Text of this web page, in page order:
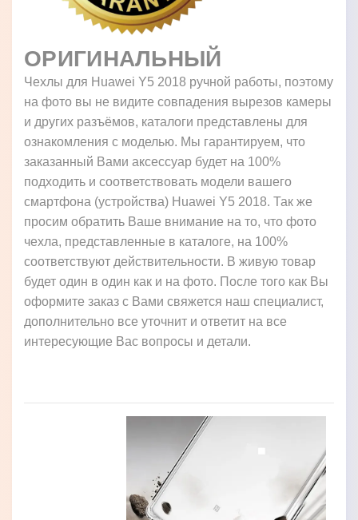
ОРИГИНАЛЬНЫЙ
Чехлы для Huawei Y5 2018 ручной работы, поэтому
на фото вы не видите совпадения вырезов камеры
и других разъёмов, каталоги представлены для
ознакомления с моделью. Мы гарантируем, что
заказанный Вами аксессуар будет на 100%
подходить и соответствовать модели вашего
смартфона (устройства) Huawei Y5 2018. Так же
просим обратить Ваше внимание на то, что фото
чехла, представленные в каталоге, на 100%
соответствуют действительности. В живую товар
будет один в один как и на фото. После того как Вы
оформите заказ с Вами свяжется наш специалист,
дополнительно все уточнит и ответит на все
интересующие Вас вопросы и детали.